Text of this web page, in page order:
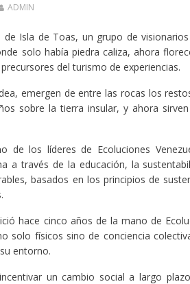
ADMIN
de Isla de Toas, un grupo de
solo había piedra caliza, ahora
del turismo de experiencias.
emergen de entre las rocas los
sobre la tierra insular, y ahora
de los líderes de Ecoluciones
a través de la educación, la
basados en los principios de
hace cinco años de la mano de
solo físicos sino de conciencia
entorno.
un cambio social a largo